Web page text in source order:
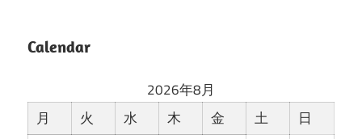
Calendar
2026年8月
月
火 水 木 金 土 日